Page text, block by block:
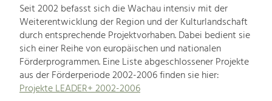
Seit 2002 befasst sich die Wachau intensiv mit der
Weiterentwicklung der Region und der Kulturlandschaft
durch entsprechende Projektvorhaben. Dabei bedient sie
sich einer Reihe von europäischen und nationalen
Förderprogrammen. Eine Liste abgeschlossener Projekte
aus der Förderperiode 2002-2006 finden sie hier:
Projekte LEADER+ 2002-2006